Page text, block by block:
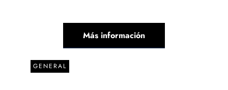
Más información
GENERAL